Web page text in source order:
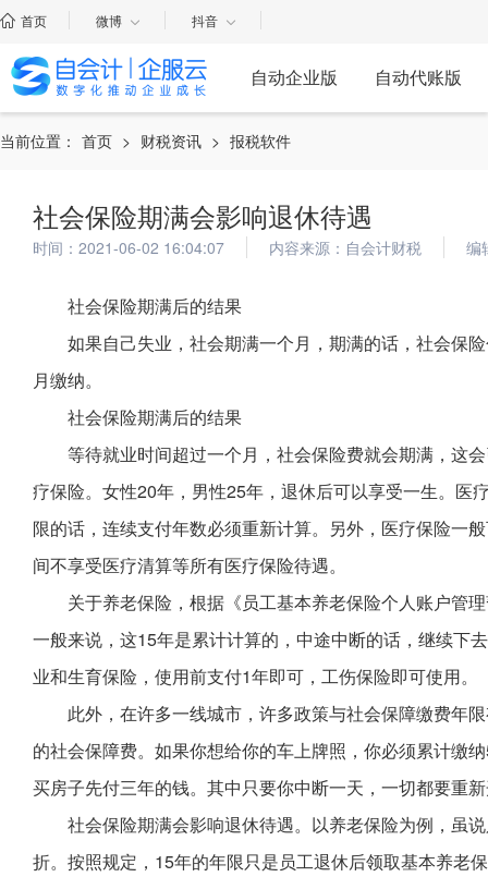
首页 微博 抖音
自动企业版 自动代账版
当前位置： 首页 > 财税资讯 > 报税软件
社会保险期满会影响退休待遇
时间：2021-06-02 16:04:07 内容来源：自会计财税 编
社会保险期满后的结果
如果自己失业，社会期满一个月，期满的话，社会保
月缴纳。
社会保险期满后的结果
等待就业时间超过一个月，社会保险费就会期满，这
疗保险。女性20年，男性25年，退休后可以享受一生。医
限的话，连续支付年数必须重新计算。另外，医疗保险一
间不享受医疗清算等所有医疗保险待遇。
关于养老保险，根据《员工基本养老保险个人账户管
一般来说，这15年是累计计算的，中途中断的话，继续下
业和生育保险，使用前支付1年即可，工伤保险即可使用。
此外，在许多一线城市，许多政策与社会保障缴费年
的社会保障费。如果你想给你的车上牌照，你必须累计缴
买房子先付三年的钱。其中只要你中断一天，一切都要重
社会保险期满会影响退休待遇。以养老保险为例，虽
折。按照规定，15年的年限只是员工退休后领取基本养老